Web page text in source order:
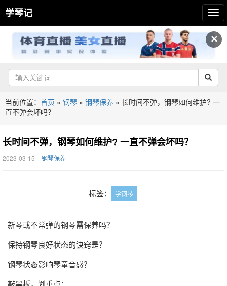
✕
学琴记
当前位置： 首页 » 钢琴 » 钢琴保养 » 长时间不弹，钢琴如何维护? 一
直不弹会坏吗？
长时间不弹，钢琴如何维护? 一直不弹会坏吗？
2023-03-15 钢琴保养
标签： 学钢琴
新琴或不常弹的钢琴需保养吗？
保持钢琴良好状态的诀窍是？
钢琴状态影响琴童音感？
敲黑板，划重点：